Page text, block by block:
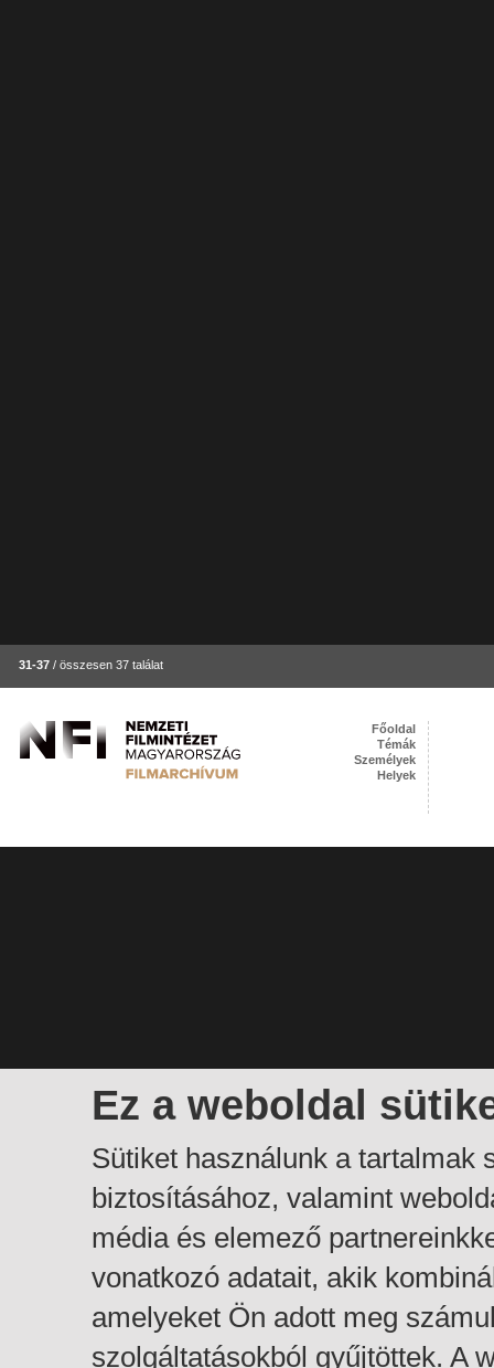
31-37 / összesen 37 találat
Ez a weboldal
Sütiket használunk a tartalmak
biztosításához, valamint
média és elemező
vonatkozó adatait, akik
amelyeket Ön adott meg
szolgáltatásokból gyűjtöttek. A
Főoldal
Témák
Személyek
Helyek